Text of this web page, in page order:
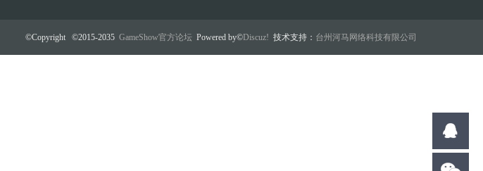
©Copyright ©2015-2035 GameShow官方论坛 Powered by©Discuz! 技术支持： 台州河马网络科技有限公司